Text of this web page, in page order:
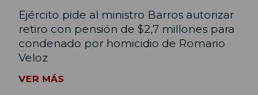
Ejército pide al ministro Barros autorizar
retiro con pensión de $2,7 millones para
condenado por homicidio de Romario
Veloz
VER MÁS